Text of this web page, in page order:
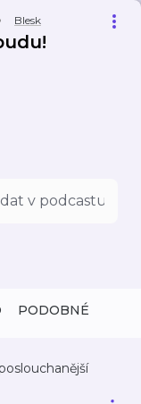
Blesk
PODOBNÉ